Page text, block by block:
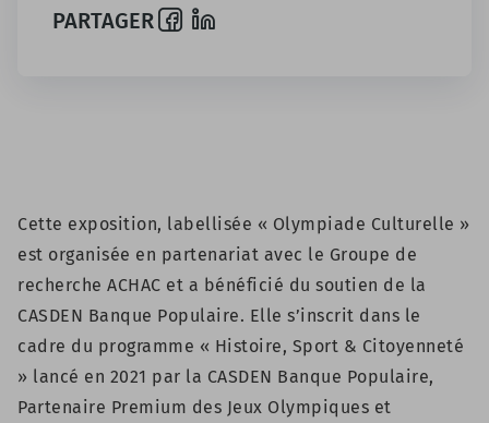
PARTAGER
Cette exposition, labellisée « Olympiade Culturelle »
est organisée en partenariat avec le Groupe de
recherche ACHAC et a bénéficié du soutien de la
CASDEN Banque Populaire. Elle s’inscrit dans le
cadre du programme « Histoire, Sport & Citoyenneté
» lancé en 2021 par la CASDEN Banque Populaire,
Partenaire Premium des Jeux Olympiques et